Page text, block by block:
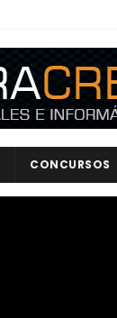
CONCURSOS